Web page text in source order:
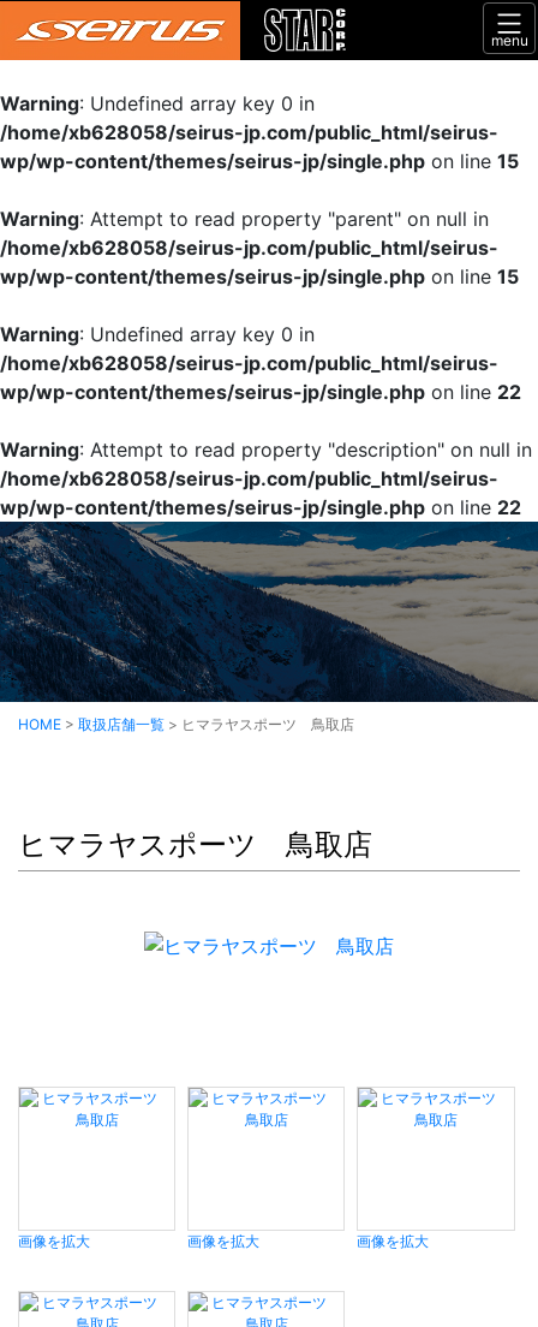
menu
Warning: Undefined array key 0 in
/home/xb628058/seirus-jp.com/public_html/seirus-
wp/wp-content/themes/seirus-jp/single.php on line 15
Warning: Attempt to read property "parent" on null in
/home/xb628058/seirus-jp.com/public_html/seirus-
wp/wp-content/themes/seirus-jp/single.php on line 15
Warning: Undefined array key 0 in
/home/xb628058/seirus-jp.com/public_html/seirus-
wp/wp-content/themes/seirus-jp/single.php on line 22
Warning: Attempt to read property "description" on null in
/home/xb628058/seirus-jp.com/public_html/seirus-
wp/wp-content/themes/seirus-jp/single.php on line 22
HOME > 取扱店舗一覧 > ヒマラヤスポーツ 鳥取店
ヒマラヤスポーツ 鳥取店
画像を拡大 画像を拡大 画像を拡大